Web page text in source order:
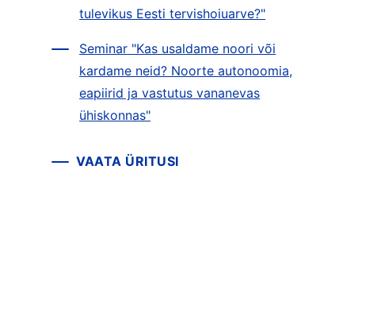
tulevikus Eesti tervishoiuarve?"
Seminar "Kas usaldame noori või
kardame neid? Noorte autonoomia,
eapiirid ja vastutus vananevas
ühiskonnas"
VAATA ÜRITUSI